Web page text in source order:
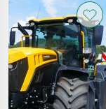
Catégorie 3
CHEMIN
ACTUEL
matériel
agricole
Réinitialiser